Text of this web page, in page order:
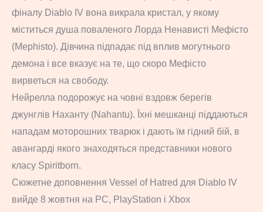
фіналу Diablo IV вона викрала кристал, у якому
міститься душа поваленого Лорда Ненависті Мефісто
(Mephisto). Дівчина підпадає під вплив могутнього
демона і все вказує на те, що скоро Мефісто
вирветься на свободу.
Нейрелла подорожує на човні вздовж берегів
джунглів Наханту (Nahantu). Їхні мешканці піддаються
нападам моторошних тварюк і дають їм гідний бій, в
авангарді якого знаходяться представники нового
класу Spiritborn.
Сюжетне доповнення Vessel of Hatred для Diablo IV
вийде 8 жовтня на PC, PlayStation і Xbox